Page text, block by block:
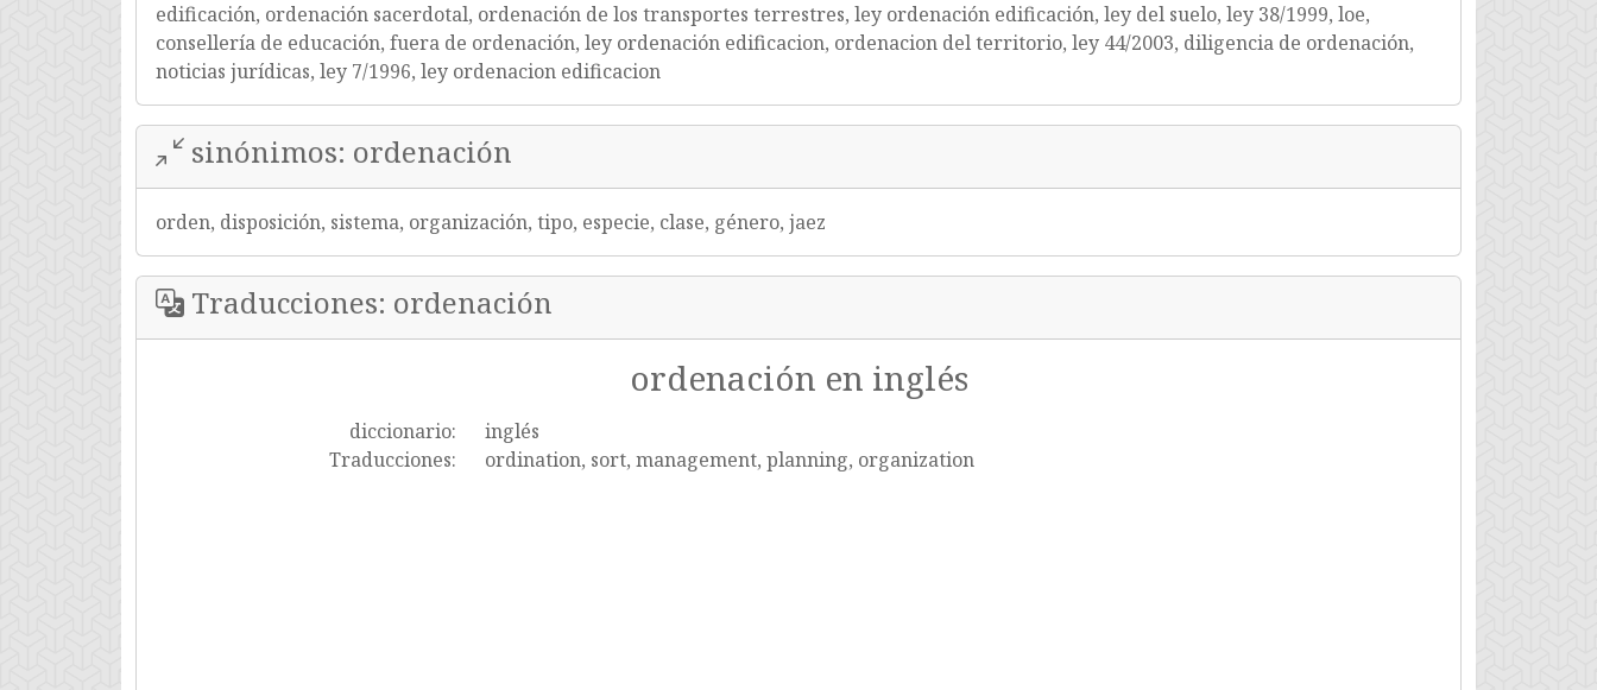
edificación, ordenación sacerdotal, ordenación de los transportes terrestres, ley ordenación edificación, ley del suelo, ley 38/1999, loe,
consellería de educación, fuera de ordenación, ley ordenación edificacion, ordenacion del territorio, ley 44/2003, diligencia de ordenación,
noticias jurídicas, ley 7/1996, ley ordenacion edificacion
sinónimos: ordenación
orden, disposición, sistema, organización, tipo, especie, clase, género, jaez
Traducciones: ordenación
ordenación en inglés
diccionario:
inglés
Traducciones:
ordination, sort, management, planning, organization